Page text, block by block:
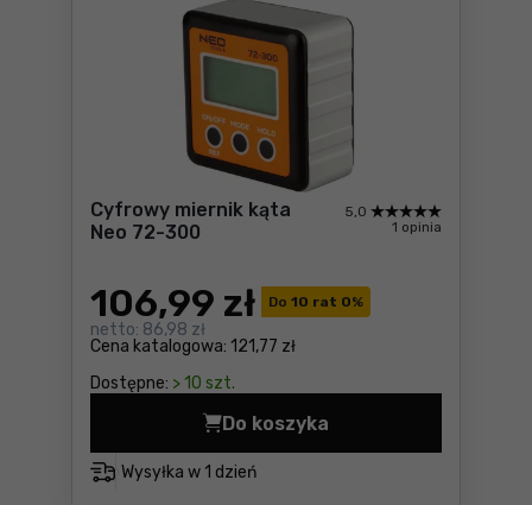
Cyfrowy miernik kąta
Neo 72-300
5,0
1 opinia
Do 10 rat 0%
Cena katalogowa: 121,77 zł
106,99 zł
netto: 86,98 zł
Dostępne: > 10 szt.
Wysyłka w 1 dzień
Do koszyka
Cyfrowy miernik kąta Neo